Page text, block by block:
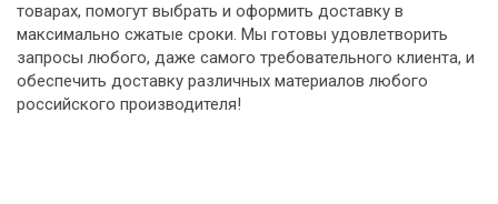
товарах, помогут выбрать и оформить доставку в
максимально сжатые сроки. Мы готовы удовлетворить
запросы любого, даже самого требовательного клиента, и
обеспечить доставку различных материалов любого
российского производителя!